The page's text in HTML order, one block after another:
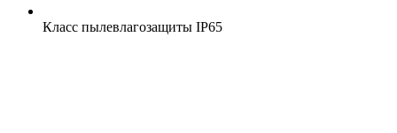
Класс пылевлагозащиты IP65